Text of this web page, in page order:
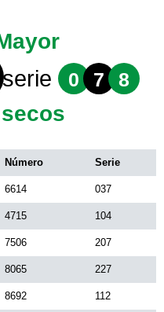
serie 0 7 8
Número Serie
6614 037
4715 104
7506 207
8065 227
8692 112